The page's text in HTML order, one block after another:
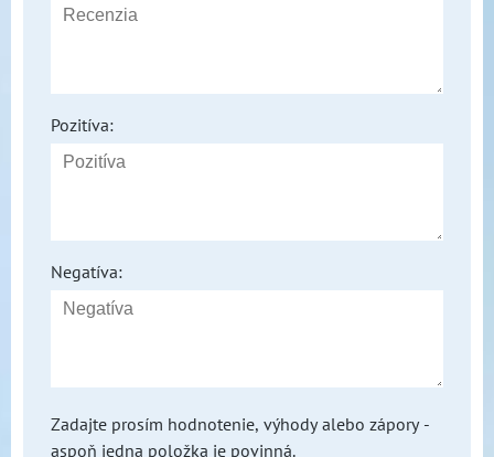
Pozitíva:
Negatíva:
Zadajte prosím hodnotenie, výhody alebo zápory -
aspoň jedna položka je povinná.